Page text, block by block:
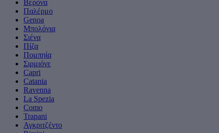
Βερόνα
Παλέρμο
Genoa
Μπολόνια
Σιένα
Πίζα
Πομπηία
Σιρμιόνε
Capri
Catania
Ravenna
La Spezia
Como
Trapani
Αγκριτζέντο